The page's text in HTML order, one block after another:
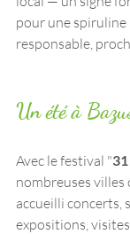
pour une
responsable,
Un été à
Avec le festival "
nombreuses villes
accueilli concerts,
expositions,